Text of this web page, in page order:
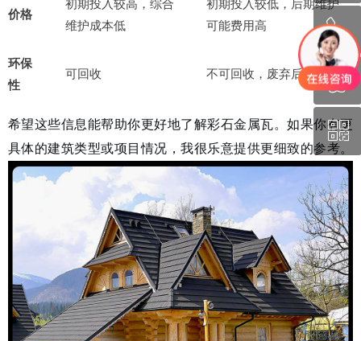
价格
初期投入较高，综合
维护成本低
初期投入较低，后期维护
可能费用高
环保
性
可回收 不可回收，废弃后难处理
希望这些信息能帮助你更好地了解彩石金属瓦。如果你有更
具体的建筑类型或项目情况，我很乐意提供更细致的参考。
回到顶部
ꂅ
130-1131-0692
ꁗ
QQꀥ
微信二维码